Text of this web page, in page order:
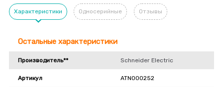
Характеристики Односерийные Отзывы
Остальные характеристики
Производитель** Schneider Electric
Артикул ATN000252